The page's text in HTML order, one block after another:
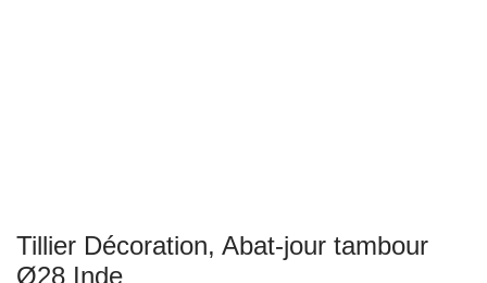
Tillier Décoration, Abat-jour tambour
Ø28 Inde